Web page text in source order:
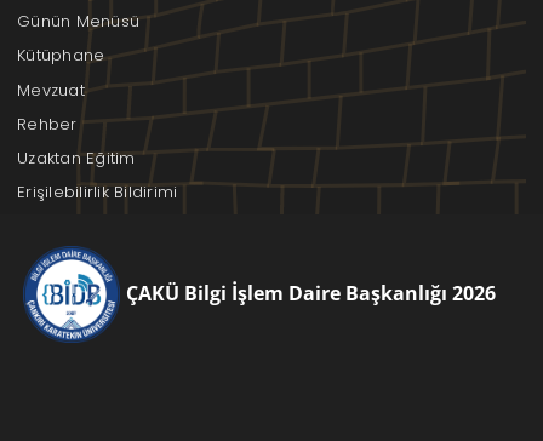
Günün Menüsü
Kütüphane
Mevzuat
Rehber
Uzaktan Eğitim
Erişilebilirlik Bildirimi
ÇAKÜ Bilgi İşlem Daire Başkanlığı 2026